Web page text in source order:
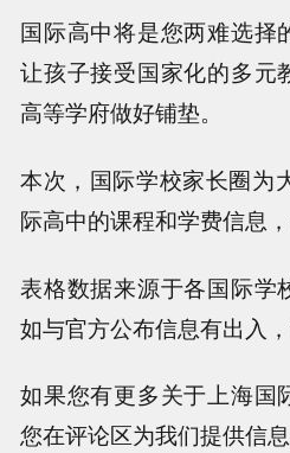
国际高中将是您两难选择
让孩子接受国家化的多元
高等学府做好铺垫。
本次，国际学校家长圈为
际高中的课程和学费信息
表格数据来源于各国际学
如与官方公布信息有出入，
如果您有更多关于上海国
您在评论区为我们提供信息